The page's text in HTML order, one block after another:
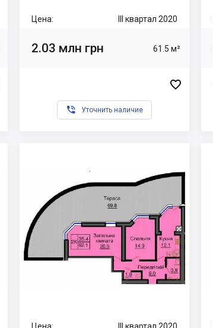
Цена: III квартал 2020
2.03 млн грн 61.5 м²

 Уточнить наличие